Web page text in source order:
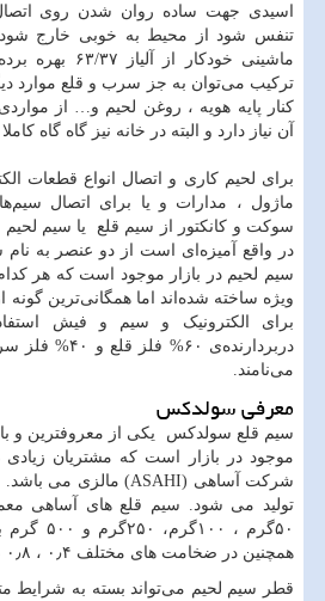
اسیدی جهت ساده روان شدن روی اتصال
تنفس شود از محیط به خوبی خارج شود.
ماشینی خودکار
ترکیب می‌توان به جز سرب و قلع موارد
کنار پایه هویه ، روغن لحیم و… از
آن نیاز دارد و البته در خانه نیز گاه گاه
برای لحیم کاری و اتصال انواع قطعات
ماژول ، مدارات و یا برای اتصال
سوکت و کانکتور از سیم قلع یا سیم
در واقع آمیزه‌ای است از دو عنصر به نام
سیم لحیم در بازار موجود است که هر
ویژه ساخته شده‌اند اما همگانی‌ترین گونه
برای الکترونیک و سیم و فیش
می‌نامند.
معرفی سولدکس
سیم قلع سولدکس یکی از معروفترین و
موجود در بازار است که مشتریان
شرکت آساهی (ASAHI) مالزی می باشد.
تولید می شود. سیم قلع های آساهی
۵۰گرم ،
همچنین در ضخامت های مختلف ۰٫۴ ، ۰٫۸ ، ۱ ، ۱٫۶میلیمتر و …
قطر سیم لحیم می‌تواند بسته به شرایط